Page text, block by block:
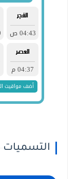
التسميات